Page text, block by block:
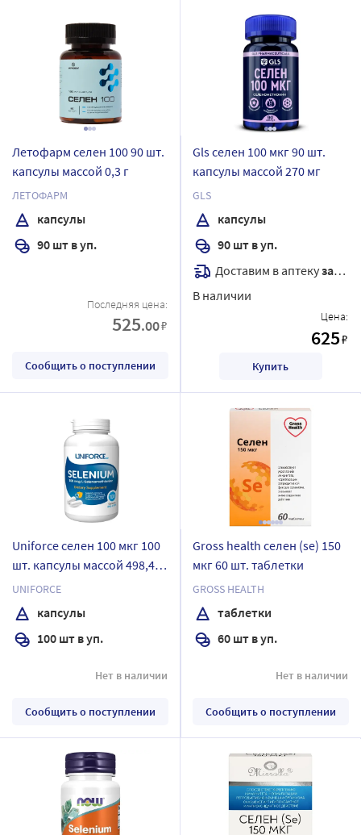
Летофарм селен 100 90 шт.
капсулы массой 0,3 г
ЛЕТОФАРМ
капсулы
90 шт в уп.
Последняя цена:
525.00₽
Сообщить о поступлении
Gls селен 100 мкг 90 шт.
капсулы массой 270 мг
GLS
капсулы
90 шт в уп.
Доставим в аптекузавтра
В наличии
Цена:
625₽
Купить
Uniforce селен 100 мкг 100
шт. капсулы массой 498,4
мг
UNIFORCE
капсулы
100 шт в уп.
Нет в наличии
Сообщить о поступлении
Gross health селен (se) 150
мкг 60 шт. таблетки
GROSS HEALTH
таблетки
60 шт в уп.
Нет в наличии
Сообщить о поступлении